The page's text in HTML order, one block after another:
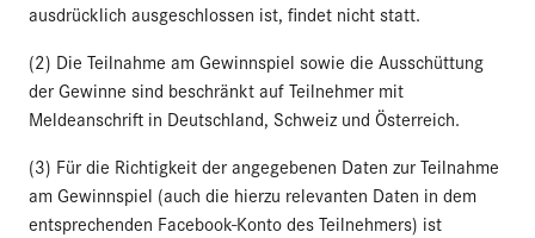
ausdrücklich ausgeschlossen ist, findet nicht statt.
(2) Die Teilnahme am Gewinnspiel sowie die Ausschüttung
der Gewinne sind beschränkt auf Teilnehmer mit
Meldeanschrift in Deutschland, Schweiz und Österreich.
(3) Für die Richtigkeit der angegebenen Daten zur Teilnahme
am Gewinnspiel (auch die hierzu relevanten Daten in dem
entsprechenden Facebook-Konto des Teilnehmers) ist